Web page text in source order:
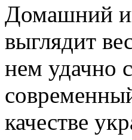
Домашний
выглядит
нем удачно
качестве